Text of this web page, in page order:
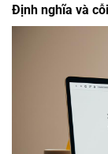
Định nghĩa và